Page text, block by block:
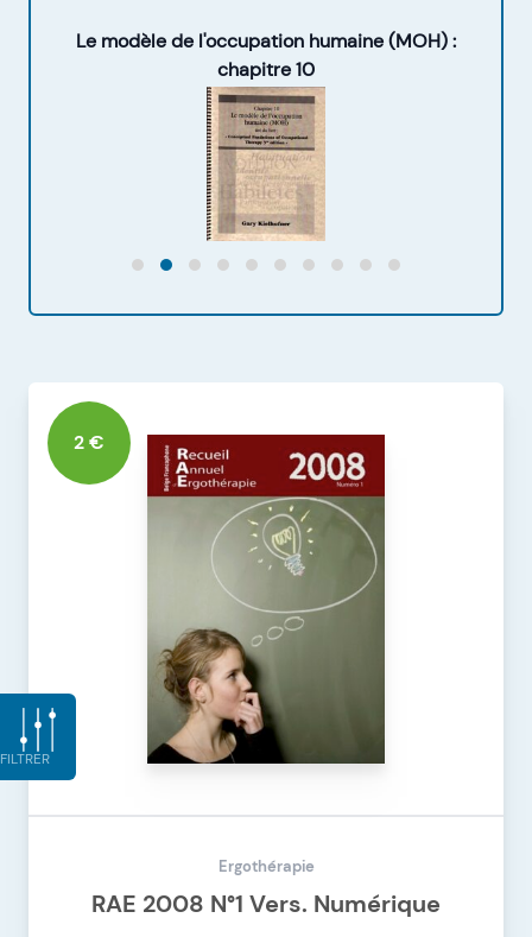
FILTRER
Le modèle de l'occupation humaine (MOH) :
chapitre 10
2 €
Ergothérapie
RAE 2008 N°1 Vers. Numérique